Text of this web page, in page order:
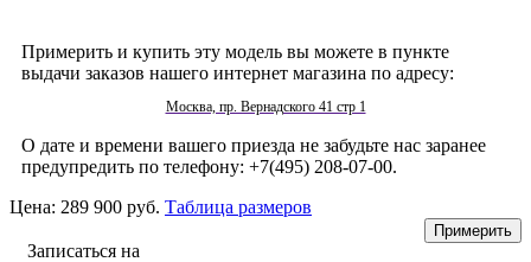
Примерить и купить эту модель вы можете в пункте
выдачи заказов нашего интернет магазина по адресу:
Москва, пр. Вернадского 41 стр 1
О дате и времени вашего приезда не забудьте нас заранее
предупредить по телефону: +7(495) 208-07-00.
Цена: 289 900 руб. Таблица размеров
Записаться на